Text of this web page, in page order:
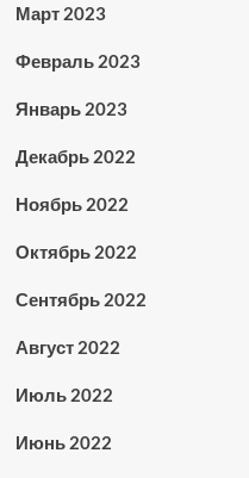
Март 2023
Февраль 2023
Январь 2023
Декабрь 2022
Ноябрь 2022
Октябрь 2022
Сентябрь 2022
Август 2022
Июль 2022
Июнь 2022